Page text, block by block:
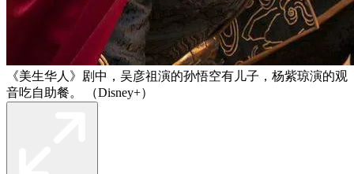
《美生华人》剧中，吴彦祖演的孙悟空有儿子，杨紫琼演的观
音吃自助餐。 （Disney+）